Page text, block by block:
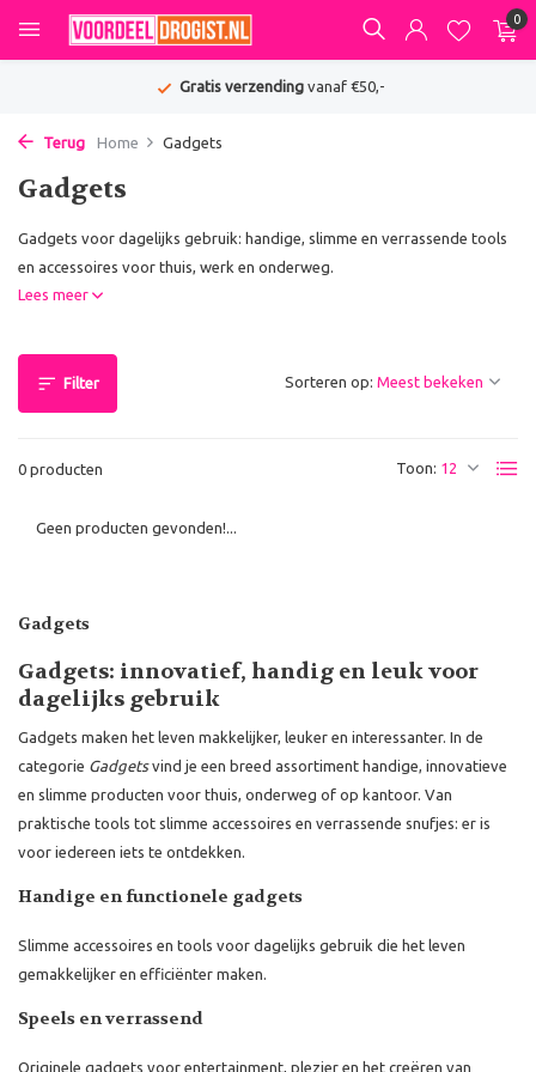
0
Gratis verzendingvanaf €50,-
Terug Home Gadgets
Gadgets
Gadgets voor dagelijks gebruik: handige, slimme en verrassende tools
en accessoires voor thuis, werk en onderweg.
Lees meer
Filter
0 producten Toon:
Sorteren op:
Geen producten gevonden!...
Gadgets
Gadgets: innovatief, handig en leuk voor
dagelijks gebruik
Gadgets maken het leven makkelijker, leuker en interessanter. In de
categorie Gadgetsvind je een breed assortiment handige, innovatieve
en slimme producten voor thuis, onderweg of op kantoor. Van
praktische tools tot slimme accessoires en verrassende snufjes: er is
voor iedereen iets te ontdekken.
Handige en functionele gadgets
Slimme accessoires en tools voor dagelijks gebruik die het leven
gemakkelijker en efficiënter maken.
Speels en verrassend
Originele gadgets voor entertainment, plezier en het creëren van